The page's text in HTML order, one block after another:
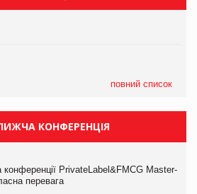
повний список
КОНФЕРЕНЦІЯ
конференції PrivateLabel&FMCG Master-
перевага